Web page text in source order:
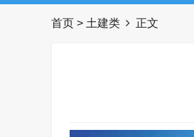
首页 > 土建类 正文